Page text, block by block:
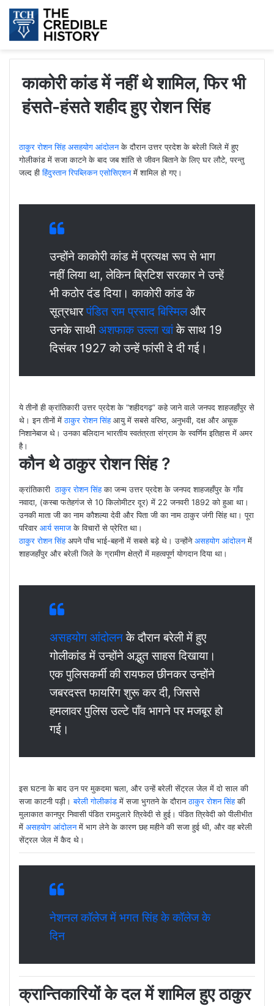
काकोरी कांड में नहीं थे शामिल, फिर भी
हंसते-हंसते शहीद हुए रोशन सिंह
ठाकुर रोशन सिंह असहयोग आंदोलनके दौरान उत्तर प्रदेश के बरेली जिले में हुए
गोलीकांड में सजा काटने के बाद जब शांति से जीवन बिताने के लिए घर लौटे, परन्तु
जल्द हीहिंदुस्तान रिपब्लिकन एसोसिएशनमें शामिल हो गए।
उन्होंने काकोरी कांड में प्रत्यक्ष रूप से भाग
नहीं लिया था, लेकिन ब्रिटिश सरकार ने उन्हें
भी कठोर दंड दिया। काकोरी कांड के
सूत्रधारपंडित राम प्रसाद बिस्मिलऔर
उनके साथीअशफाक उल्ला खांके साथ 19
दिसंबर 1927 को उन्हें फांसी दे दी गई।
ये तीनों ही क्रांतिकारी उत्तर प्रदेश के “शहीदगढ़” कहे जाने वाले जनपद शाहजहाँपुर से
थे। इन तीनों मेंठाकुर रोशन सिंहआयु में सबसे वरिष्ठ, अनुभवी, दक्ष और अचूक
निशानेबाज थे। उनका बलिदान भारतीय स्वतंत्रता संग्राम के स्वर्णिम इतिहास में अमर
है।
कौन थे ठाकुर रोशन सिंह ?
क्रांतिकारीठाकुर रोशन सिंहका जन्म उत्तर प्रदेश के जनपद शाहजहाँपुर के गाँव
नवादा, (कस्बा फतेहगंज से 10 किलोमीटर दूर) में 22 जनवरी 1892 को हुआ था।
उनकी माता जी का नाम कौशल्या देवी और पिता जी का नाम ठाकुर जंगी सिंह था। पूरा
परिवार आर्य समाजके विचारों से प्रेरित था।
ठाकुर रोशन सिंहअपने पाँच भाई-बहनों में सबसे बड़े थे। उन्होंनेअसहयोग आंदोलनमें
शाहजहाँपुर और बरेली जिले के ग्रामीण क्षेत्रों में महत्वपूर्ण योगदान दिया था।
असहयोग आंदोलनके दौरान बरेली में हुए
गोलीकांड में उन्होंने अद्भुत साहस दिखाया।
एक पुलिसकर्मी की रायफल छीनकर उन्होंने
जबरदस्त फायरिंग शुरू कर दी, जिससे
हमलावर पुलिस उल्टे पाँव भागने पर मजबूर हो
गई।
इस घटना के बाद उन पर मुकदमा चला, और उन्हें बरेली सेंट्रल जेल में दो साल की
सजा काटनी पड़ी। बरेली गोलीकांडमें सजा भुगतने के दौरानठाकुर रोशन सिंहकी
मुलाकात कानपुर निवासी पंडित रामदुलारे त्रिवेदी से हुई। पंडित त्रिवेदी को पीलीभीत
में असहयोग आंदोलनमें भाग लेने के कारण छह महीने की सजा हुई थी, और वह बरेली
सेंट्रल जेल में कैद थे।
नेशनल कॉलेज में भगत सिंह के कॉलेज के
दिन
क्रान्तिकारियों के दल में शामिल हुएठाकुर